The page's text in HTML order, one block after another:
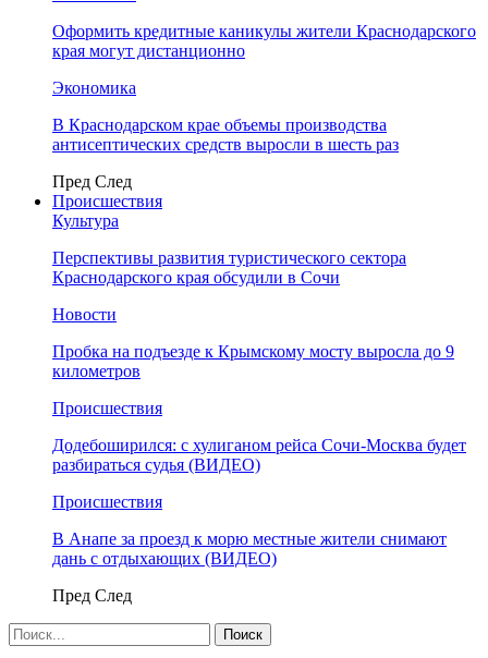
Оформить кредитные каникулы жители Краснодарского
края могут дистанционно
Экономика
В Краснодарском крае объемы производства
антисептических средств выросли в шесть раз
Пред След
Происшествия
Культура
Перспективы развития туристического сектора
Краснодарского края обсудили в Сочи
Новости
Пробка на подъезде к Крымскому мосту выросла до 9
километров
Происшествия
Додебоширился: с хулиганом рейса Сочи-Москва будет
разбираться судья (ВИДЕО)
Происшествия
В Анапе за проезд к морю местные жители снимают
дань с отдыхающих (ВИДЕО)
Пред След